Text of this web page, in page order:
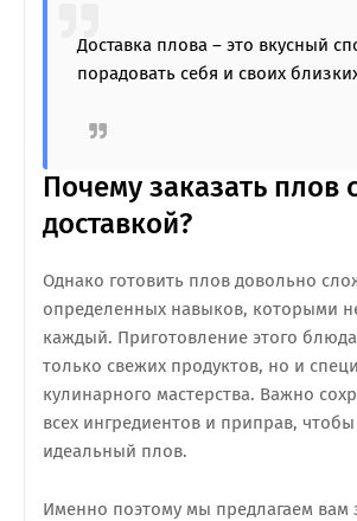
Доставка плова – это вкусный
порадовать себя и своих
Почему заказать плов
доставкой?
Однако готовить плов довольно
определенных навыков, которыми
каждый. Приготовление этого
только свежих продуктов, но и
кулинарного мастерства. Важно
всех ингредиентов и приправ,
идеальный плов.
Именно поэтому мы предлагаем вам